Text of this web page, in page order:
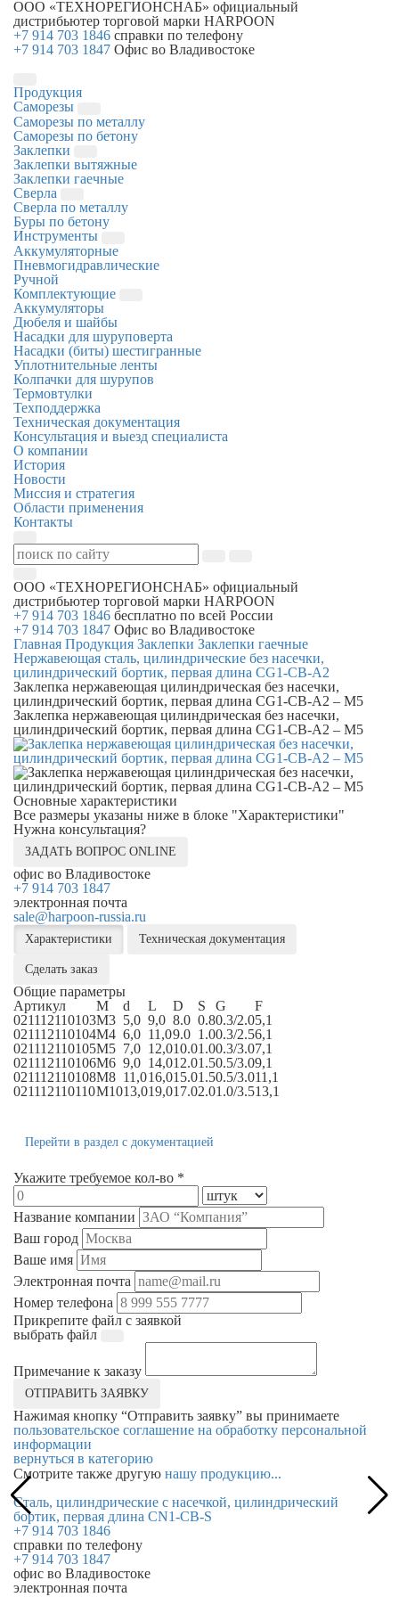
ООО «ТЕХНОРЕГИОНСНАБ» официальный
дистрибьютер торговой марки HARPOON
+7 914 703 1846 справки по телефону
+7 914 703 1847 Офис во Владивостоке
Продукция
Саморезы
Саморезы по металлу
Саморезы по бетону
Заклепки
Заклепки вытяжные
Заклепки гаечные
Сверла
Сверла по металлу
Буры по бетону
Инструменты
Аккумуляторные
Пневмогидравлические
Ручной
Комплектующие
Аккумуляторы
Дюбеля и шайбы
Насадки для шуруповерта
Насадки (биты) шестигранные
Уплотнительные ленты
Колпачки для шурупов
Термовтулки
Техподдержка
Техническая документация
Консультация и выезд специалиста
О компании
История
Новости
Миссия и стратегия
Области применения
Контакты
ООО «ТЕХНОРЕГИОНСНАБ» официальный
дистрибьютер торговой марки HARPOON
+7 914 703 1846 бесплатно по всей России
+7 914 703 1847 Офис во Владивостоке
Главная Продукция Заклепки Заклепки гаечные
Нержавеющая сталь, цилиндрические без насечки,
цилиндрический бортик, первая длина CG1-СB-A2
Заклепка нержавеющая цилиндрическая без насечки,
цилиндрический бортик, первая длина CG1-СB-A2 – M5
Заклепка нержавеющая цилиндрическая без насечки,
цилиндрический бортик, первая длина CG1-СB-A2 – M5
Основные характеристики
Все размеры указаны ниже в блоке "Характеристики"
Нужна консультация?
ЗАДАТЬ ВОПРОС ONLINE
офис во Владивостоке
+7 914 703 1847
электронная почта
sale@harpoon-russia.ru
Характеристики Техническая документация
Сделать заказ
Общие параметры
Артикул
M d L D S G
F
021112110103M3 5,0 9,0 8.0 0.80.3/2.05,1
021112110104M4 6,0 11,09.0 1.00.3/2.56,1
021112110105M5 7,0 12,010.01.00.3/3.07,1
021112110106M6 9,0 14,012.01.50.5/3.09,1
021112110108M8 11,016,015.01.50.5/3.011,1
021112110110M1013,019,017.02.01.0/3.513,1
Перейти в раздел с документацией
Укажите требуемое кол-во *
Название компании
Ваш город
Ваше имя
Электронная почта
Номер телефона
Прикрепите файл с заявкой
выбрать файл
Примечание к заказу
ОТПРАВИТЬ ЗАЯВКУ
Нажимая кнопку “Отправить заявку” вы принимаете
пользовательское соглашение на обработку персональной
информации
вернуться в категорию
Смотрите также другую нашу продукцию...
Сталь, цилиндрические с насечкой, цилиндрический
бортик, первая длина CN1-CB-S
+7 914 703 1846
справки по телефону
+7 914 703 1847
офис во Владивостоке
электронная почта